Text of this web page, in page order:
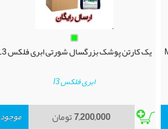
یک کارتن پوشک بزرگسال شورتی ابری فلکس L3
ابری فلکس l3
7,200,000تومان موجود